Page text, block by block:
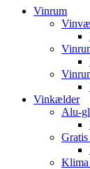
Vinrum
Vinkælder
Alu-